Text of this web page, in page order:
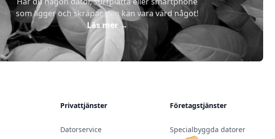
som ligger och skräpar, den kan vara värd något!
Läs mer→
Privattjänster
Datorservice
Företagstjänster
Specialbyggda datorer